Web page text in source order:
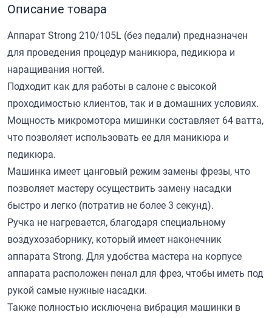
Описание товара
Аппарат Strong 210/105L (без педали) предназначен
для проведения процедур маникюра, педикюра и
наращивания ногтей.
Подходит как для работы в салоне с высокой
проходимостью клиентов, так и в домашних условиях.
Мощность микромотора мишинки составляет 64 ватта,
что позволяет использовать ее для маникюра и
педикюра.
Машинка имеет цанговый режим замены фрезы, что
позволяет мастеру осуществить замену насадки
быстро и легко (потратив не более 3 секунд).
Ручка не нагревается, благодаря специальному
воздухозаборнику, который имеет наконечник
аппарата Strong. Для удобства мастера на корпусе
аппарата расположен пенал для фрез, чтобы иметь под
рукой самые нужные насадки.
Также полностью исключена вибрация машинки в